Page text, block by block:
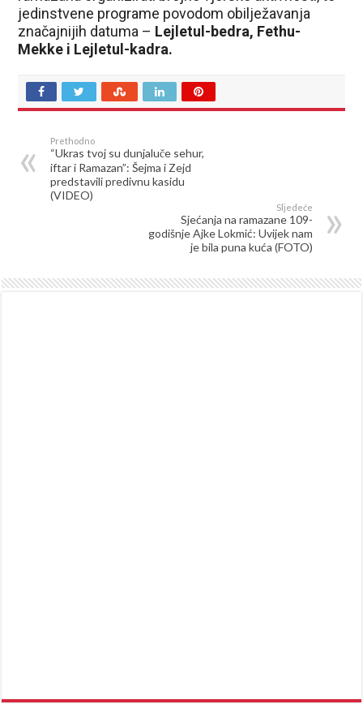
jedinstvene programe povodom obilježavanja
značajnijih datuma – Lejletul-bedra, Fethu-
Mekke i Lejletul-kadra.
Prethodno
“Ukras tvoj su dunjaluče sehur,
iftar i Ramazan”: Šejma i Zejd
predstavili predivnu kasidu
(VIDEO)
Sljedeće
Sjećanja na ramazane 109-
godišnje Ajke Lokmić: Uvijek nam
je bila puna kuća (FOTO)